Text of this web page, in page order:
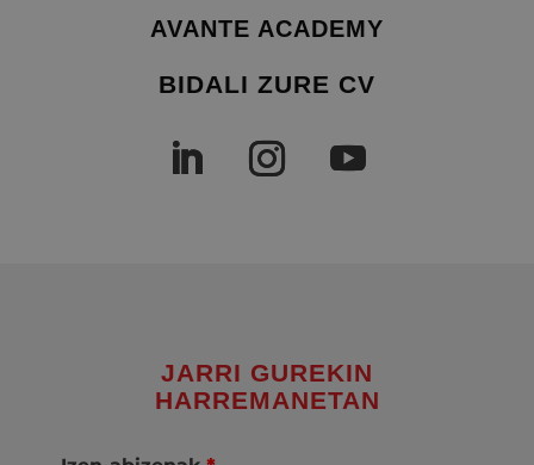
AVANTE ACADEMY
BIDALI ZURE CV
JARRI GUREKIN
HARREMANETAN